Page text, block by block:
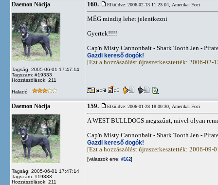
Daemon Nócija
Tagság: 2005-06-01 17:47:14
Tagszám: #19333
Hozzászólások: 211
160. Elküldve: 2006-02-13 11:23:04, Amerikai Foci
MÉG mindig lehet jelentkezni
Gyertek!!!!!
Cap'n Misty Cannonbait - Shark Tooth Jen -
Gazdi kereső dogók!
[Ezt a hozzászólást újraszerkesztették: 2006-02-
Haladó
Daemon Nócija
Tagság: 2005-06-01 17:47:14
Tagszám: #19333
Hozzászólások: 211
159. Elküldve: 2006-01-28 18:00:30, Amerikai Foci
A WEST BULLDOGS megszűnt, mivel olyan
Cap'n Misty Cannonbait - Shark Tooth Jen -
Gazdi kereső dogók!
[Ezt a hozzászólást újraszerkesztették: 2006-09-
[válaszok erre: #162]